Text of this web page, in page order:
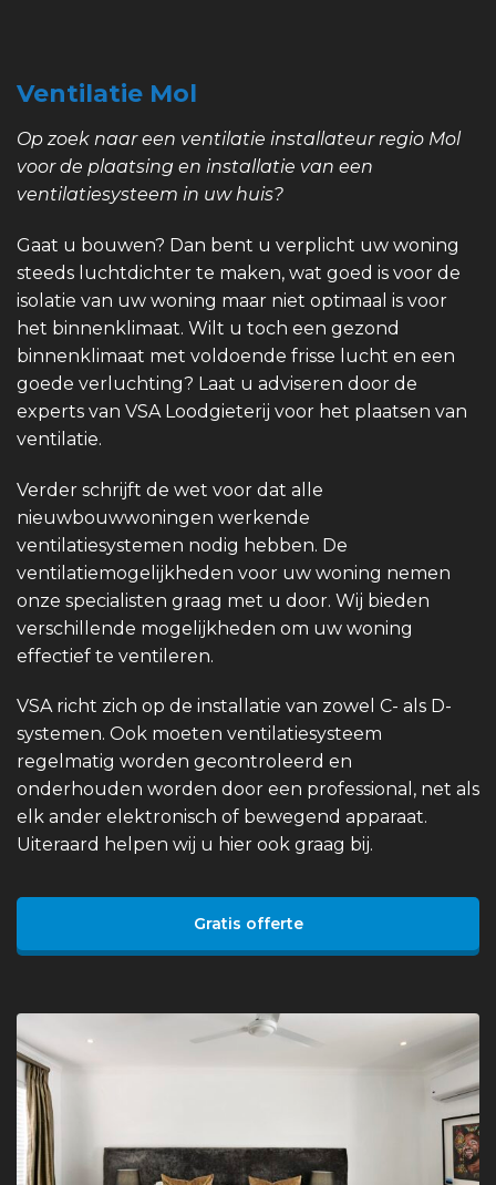
Ventilatie Mol
Op zoek naar een ventilatie installateur regio Mol
voor de plaatsing en installatie van een
ventilatiesysteem in uw huis?
Gaat u bouwen? Dan bent u verplicht uw woning
steeds luchtdichter te maken, wat goed is voor de
isolatie van uw woning maar niet optimaal is voor
het binnenklimaat. Wilt u toch een gezond
binnenklimaat met voldoende frisse lucht en een
goede verluchting? Laat u adviseren door de
experts van VSA Loodgieterij voor het plaatsen van
ventilatie.
Verder schrijft de wet voor dat alle
nieuwbouwwoningen werkende
ventilatiesystemen nodig hebben. De
ventilatiemogelijkheden voor uw woning nemen
onze specialisten graag met u door. Wij bieden
verschillende mogelijkheden om uw woning
effectief te ventileren.
VSA richt zich op de installatie van zowel C- als D-
systemen. Ook moeten ventilatiesysteem
regelmatig worden gecontroleerd en
onderhouden worden door een professional, net als
elk ander elektronisch of bewegend apparaat.
Uiteraard helpen wij u hier ook graag bij.
Gratis offerte